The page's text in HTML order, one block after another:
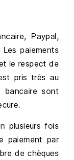
Paypal,
paiements
le respect de
pris très au
bancaire sont
plusieurs fois
paiement par
de chèques